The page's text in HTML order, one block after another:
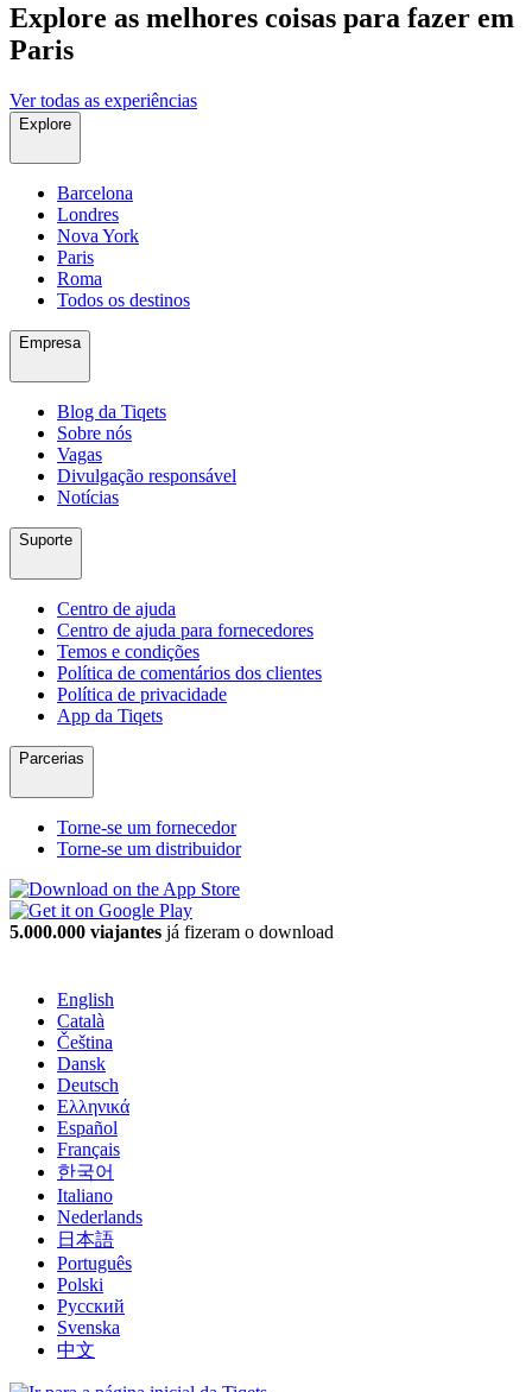
Explore as melhores coisas para fazer ​em
Paris
Ver todas as experiências
Explore
Barcelona
Londres
Nova York
Paris
Roma
Todos os destinos
Empresa
Blog da Tiqets
Sobre nós
Vagas
Divulgação responsável
Notícias
Suporte
Centro de ajuda
Centro de ajuda para fornecedores
Temos e condições
Política de comentários dos clientes
Política de privacidade
App da Tiqets
Parcerias
Torne-se um fornecedor
Torne-se um distribuidor
5.000.000 viajantes já fizeram o download
English
Català
Čeština
Dansk
Deutsch
Ελληνικά
Español
Français
한국어
Italiano
Nederlands
日本語
Português
Polski
Русский
Svenska
中文